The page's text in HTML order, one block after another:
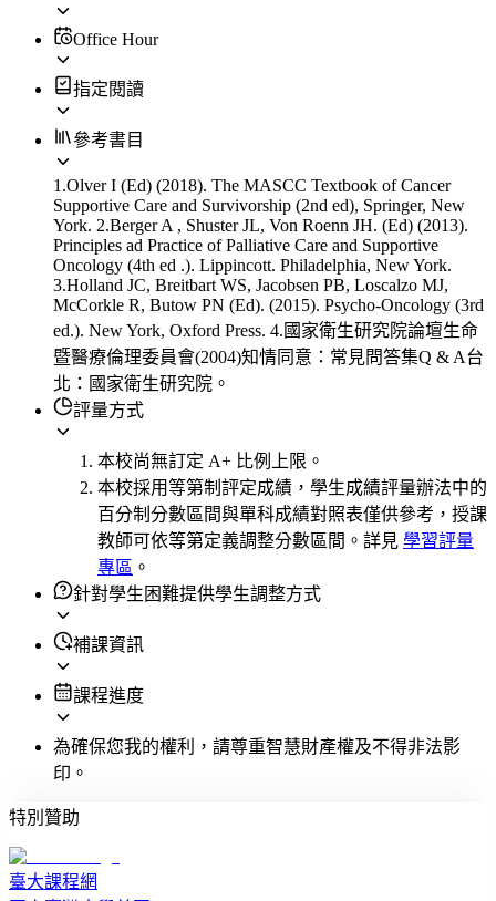
Office Hour
指定閱讀
參考書目
1.Olver I (Ed) (2018). The MASCC Textbook of Cancer
Supportive Care and Survivorship (2nd ed), Springer, New
York. 2.Berger A , Shuster JL, Von Roenn JH. (Ed) (2013).
Principles ad Practice of Palliative Care and Supportive
Oncology (4th ed .). Lippincott. Philadelphia, New York.
3.Holland JC, Breitbart WS, Jacobsen PB, Loscalzo MJ,
McCorkle R, Butow PN (Ed). (2015). Psycho-Oncology (3rd
ed.). New York, Oxford Press. 4.國家衛生研究院論壇生命
暨醫療倫理委員會(2004)知情同意：常見問答集Q & A台
北：國家衛生研究院。
評量方式
本校尚無訂定 A+ 比例上限。
本校採用等第制評定成績，學生成績評量辦法中的
百分制分數區間與單科成績對照表僅供參考，授課
教師可依等第定義調整分數區間。詳見 學習評量
專區 。
針對學生困難提供學生調整方式
補課資訊
課程進度
為確保您我的權利，請尊重智慧財產權及不得非法影
印。
特別贊助
臺大課程網